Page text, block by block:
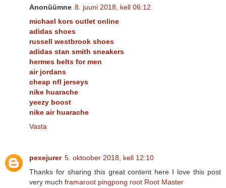
Anonüümne 8. juuni 2018, kell 06:12
michael kors outlet online
adidas shoes
russell westbrook shoes
adidas stan smith sneakers
hermes belts for men
air jordans
cheap nfl jerseys
nike huarache
yeezy boost
nike air huarache
Vasta
pexejurer 5. oktoober 2018, kell 12:10
Thanks for sharing this great content here I love this post
very much framaroot pingpong root Root Master